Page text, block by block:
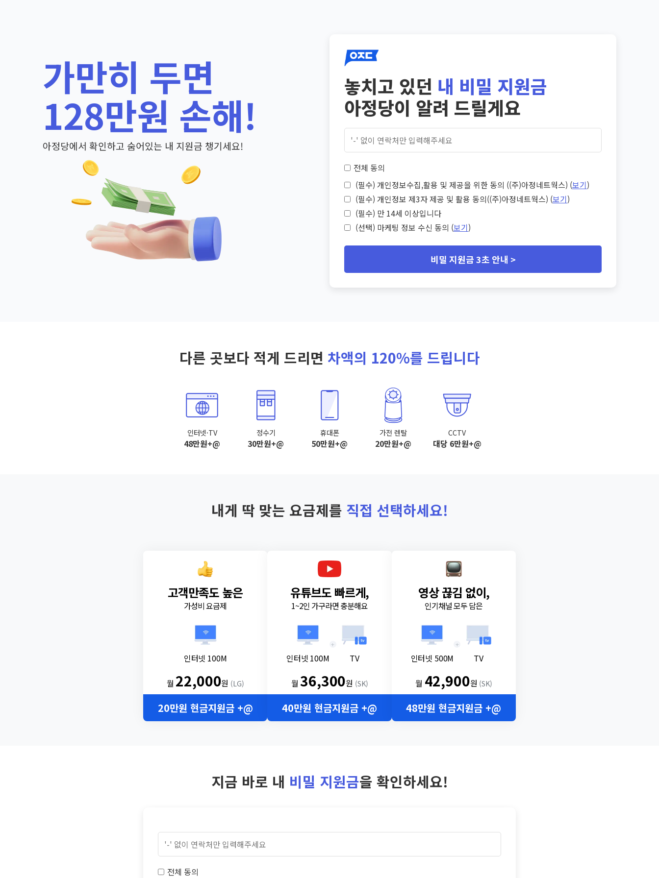
가만히 두면
128만원 손해!
아정당에서 확인하고 숨어있는 내 지원금 챙기세요!
놓치고 있던 내 비밀 지원금
아정당이 알려 드릴게요
전체 동의
(필수) 개인정보수집,활용 및 제공을 위한 동의 ((주)아정네트웍스) (보기)
(필수) 개인정보 제3자 제공 및 활용 동의((주)아정네트웍스) (보기)
(필수) 만 14세 이상입니다
(선택) 마케팅 정보 수신 동의 (보기)
비밀 지원금 3초 안내 >
다른 곳보다 적게 드리면 차액의 120%를 드립니다
인터넷·TV
48만원+@
정수기
30만원+@
휴대폰
50만원+@
가전 렌탈
20만원+@
CCTV
대당 6만원+@
내게 딱 맞는 요금제를 직접 선택하세요!
고객만족도 높은
가성비 요금제
인터넷 100M
월 22,000원 (LG)
20만원 현금지원금 +@
유튜브도 빠르게,
1~2인 가구라면 충분해요
인터넷 100M
+
TV
월36,300원 (SK)
40만원 현금지원금 +@
영상 끊김 없이,
인기채널 모두 담은
인터넷 500M
+
TV
월 42,900원 (SK)
48만원 현금지원금 +@
지금 바로 내 비밀 지원금을 확인하세요!
전체 동의